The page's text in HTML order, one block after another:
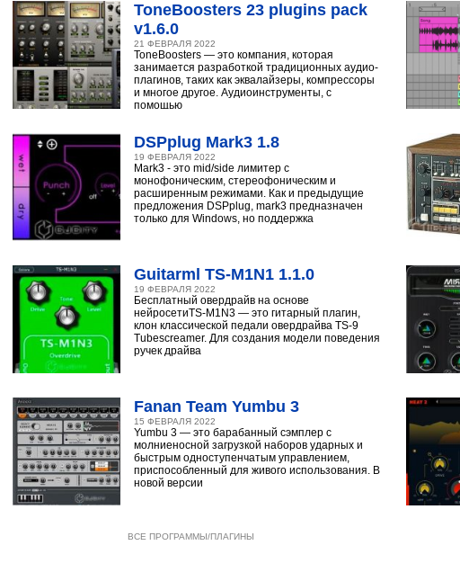
ToneBoosters 23 plugins pack
v1.6.0
21 ФЕВРАЛЯ 2022
ToneBoosters — это компания, которая
занимается разработкой традиционных аудио-
плагинов, таких как эквалайзеры, компрессоры
и многое другое. Аудиоинструменты, с
помощью
DSPplug Mark3 1.8
19 ФЕВРАЛЯ 2022
Mark3 - это mid/side лимитер с
монофоническим, стереофоническим и
расширенным режимами. Как и предыдущие
предложения DSPplug, mark3 предназначен
только для Windows, но поддержка
Guitarml TS-M1N1 1.1.0
19 ФЕВРАЛЯ 2022
Бесплатный овердрайв на основе
нейросетиTS-M1N3 — это гитарный плагин,
клон классической педали овердрайва TS-9
Tubescreamer. Для создания модели поведения
ручек драйва
Fanan Team Yumbu 3
15 ФЕВРАЛЯ 2022
Yumbu 3 — это барабанный сэмплер с
молниеносной загрузкой наборов ударных и
быстрым одноступенчатым управлением,
приспособленный для живого использования. В
новой версии
ВСЕ ПРОГРАММЫ/ПЛАГИНЫ